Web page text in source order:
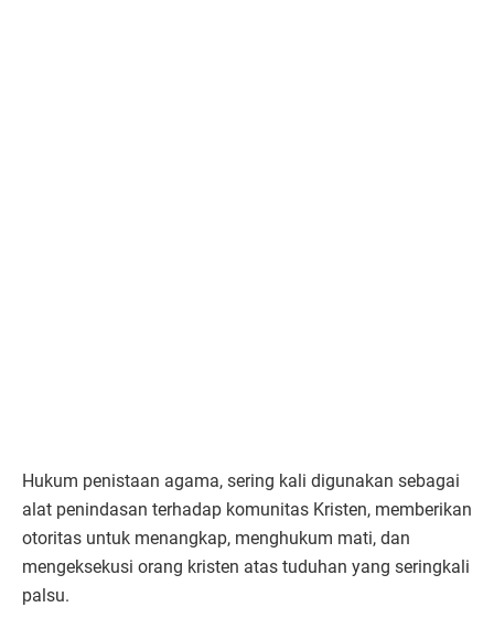
Hukum penistaan agama, sering kali digunakan sebagai
alat penindasan terhadap komunitas Kristen, memberikan
otoritas untuk menangkap, menghukum mati, dan
mengeksekusi orang kristen atas tuduhan yang seringkali
palsu.